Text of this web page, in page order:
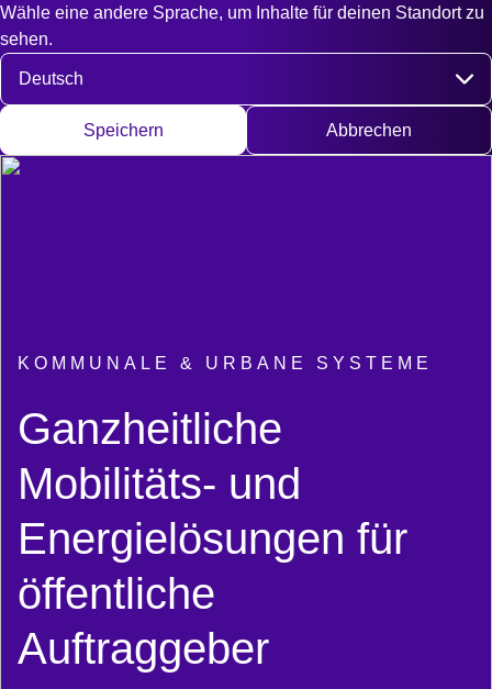
Wähle eine andere Sprache, um Inhalte für deinen Standort zu
sehen.
Sprache auswählen
Speichern Abbrechen
Fast access
Kontakt Suche ENDE
KOMMUNALE & URBANE SYSTEME
:
Ganzheitliche
Mobilitäts‑ und
Energielösungen für
öffentliche
Auftraggeber